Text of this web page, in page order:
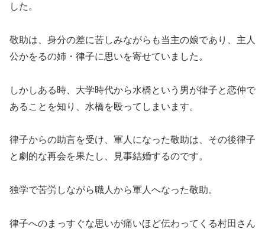
した。
敬助は、身分の差に苦しみながらも当主の娘であり、主人
公かをるの姉・律子に思いを寄せていました。
しかしある時、大学時代から水橋という男が律子と恋仲で
あることを知り、水橋を殴ってしまいます。
律子からの助言を受け、軍人になった敬助は、その後律子
と劇的な再会を果たし、見事結婚するのです。
独学で苦労しながら職人から軍人へなった敬助。
律子へのまっすぐな思いが痛いほど伝わってくる村田さん